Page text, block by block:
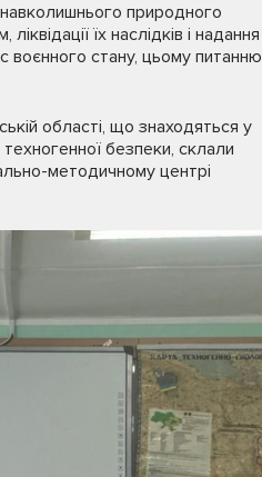
природного
їх наслідків і надання
воєнного стану, цьому питанню
області, що знаходяться у
безпеки, склали
методичному центрі